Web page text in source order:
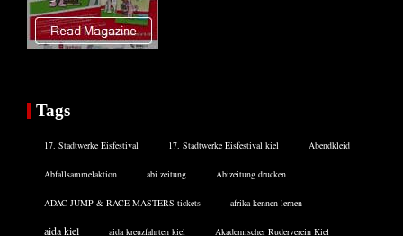
Tags
17. Stadtwerke Eisfestival 17. Stadtwerke Eisfestival kiel Abendkleid
Abfallsammelaktion abi zeitung Abizeitung drucken
ADAC JUMP & RACE MASTERS tickets afrika kennen lernen
aida kiel aida kreuzfahrten kiel Akademischer Ruderverein Kiel